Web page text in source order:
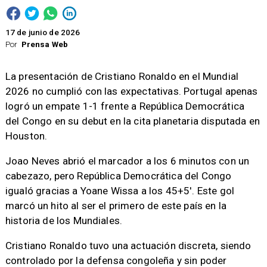
Por Prensa Web
17 de junio de 2026
La presentación de Cristiano Ronaldo en el Mundial
2026 no cumplió con las expectativas. Portugal apenas
logró un empate 1-1 frente a República Democrática
del Congo en su debut en la cita planetaria disputada en
Houston.
Joao Neves abrió el marcador a los 6 minutos con un
cabezazo, pero República Democrática del Congo
igualó gracias a Yoane Wissa a los 45+5'. Este gol
marcó un hito al ser el primero de este país en la
historia de los Mundiales.
Cristiano Ronaldo tuvo una actuación discreta, siendo
controlado por la defensa congoleña y sin poder